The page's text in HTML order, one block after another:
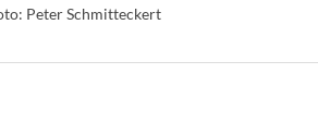
Peter Schmitteckert